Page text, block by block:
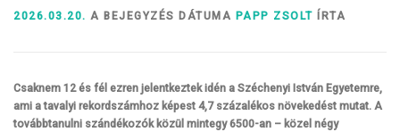
SZOLGÁLTATÁSOK ÉVFOLYAMOK
2026.03.20. A BEJEGYZÉS DÁTUMA PAPP ZSOLT ÍRTA
Csaknem 12 és fél ezren jelentkeztek idén a Széchenyi István Egyetemre,
ami a tavalyi rekordszámhoz képest 4,7 százalékos növekedést mutat. A
továbbtanulni szándékozók közül mintegy 6500-an – közel négy